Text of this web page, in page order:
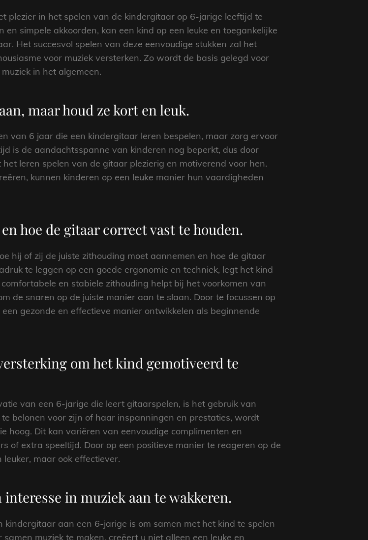
plezier in het spelen van de kindergitaar op 6-jarige leeftijd te
simpele akkoorden, kan een kind op een leuke en toegankelijke
Het succesvol spelen van deze eenvoudige stukken zal het
voor muziek versterken. Zo wordt de basis gelegd voor
in het algemeen.
maar houd ze kort en leuk.
van 6 jaar die een kindergitaar leren bespelen, maar zorg ervoor
is de aandachtsspanne van kinderen nog beperkt, dus door
leren spelen van de gitaar plezierig en motiverend voor hen.
kunnen kinderen op een leuke manier hun vaardigheden
hoe de gitaar correct vast te houden.
hij of zij de juiste zithouding moet aannemen en hoe de gitaar
te leggen op een goede ergonomie en techniek, legt het kind
en stabiele zithouding helpt bij het voorkomen van
de snaren op de juiste manier aan te slaan. Door te focussen op
gezonde en effectieve manier ontwikkelen als beginnende
om het kind gemotiveerd te
van een 6-jarige die leert gitaarspelen, is het gebruik van
belonen voor zijn of haar inspanningen en prestaties, wordt
hoog. Dit kan variëren van eenvoudige complimenten en
of extra speeltijd. Door op een positieve manier te reageren op de
maar ook effectiever.
in muziek aan te wakkeren.
aan een 6-jarige is om samen met het kind te spelen
muziek te maken, creëert u niet alleen een leuke en